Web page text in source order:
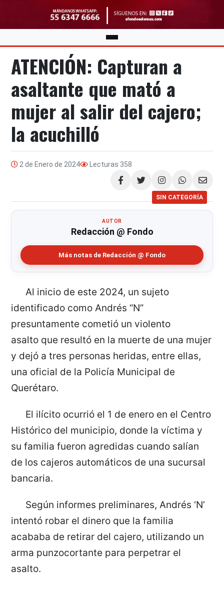
ATENCIÓN: Capturan a
asaltante que mató a
mujer al salir del cajero;
la acuchilló
2 de Enero de 2024 Lecturas 358
Compartir
SIN CATEGORÍA
AUTOR
Redacción @ Fondo
Más notas de Redacción @ Fondo
Al inicio de este 2024, un sujeto
identificado como Andrés “N”
presuntamente cometió un violento
asalto que resultó en la muerte de una mujer
y dejó a tres personas heridas, entre ellas,
una oficial de la Policía Municipal de
Querétaro.
El ilícito ocurrió el 1 de enero en el Centro
Histórico del municipio, donde la víctima y
su familia fueron agredidas cuando salían
de los cajeros automáticos de una sucursal
bancaria.
Según informes preliminares, Andrés ‘N’
intentó robar el dinero que la familia
acababa de retirar del cajero, utilizando un
arma punzocortante para perpetrar el
asalto.